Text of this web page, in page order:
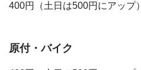
400円（土日は500円にアップ）
原付・バイク